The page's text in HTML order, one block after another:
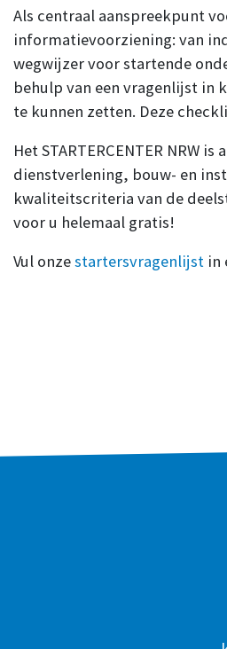
Als centraal aanspreekpunt
informatievoorziening: van
wegwijzer voor startende
behulp van een vragenlijst in
te kunnen zetten. Deze
Het STARTERCENTER NRW
dienstverlening, bouw- en
kwaliteitscriteria van de
voor u helemaal gratis!
Vul onzestartersvragenlijst in